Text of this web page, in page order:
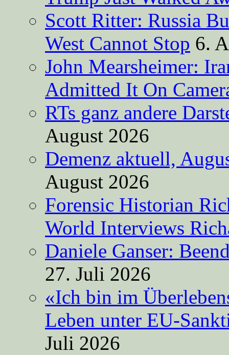
Scott Ritter: Russia
West Cannot Stop 6.
John Mearsheimer:
Admitted It On
RTs ganz andere
August 2026
Demenz aktuell,
August 2026
Forensic Historian
World Interviews
Daniele Ganser:
27. Juli 2026
«Ich bin im
Leben unter EU-
Juli 2026